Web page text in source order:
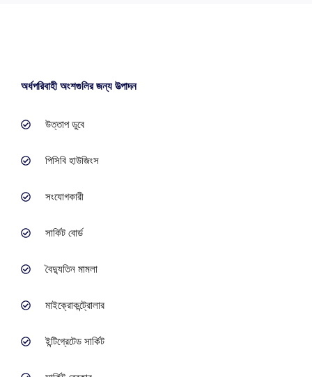
অর্ধপরিবাহী অংশগুলির জন্য উত্পাদন
উত্তাপ ডুবে
পিসিবি হাউজিংস
সংযোগকারী
সার্কিট বোর্ড
বৈদ্যুতিন মামলা
মাইক্রোকন্ট্রোলার
ইন্টিগ্রেটেড সার্কিট